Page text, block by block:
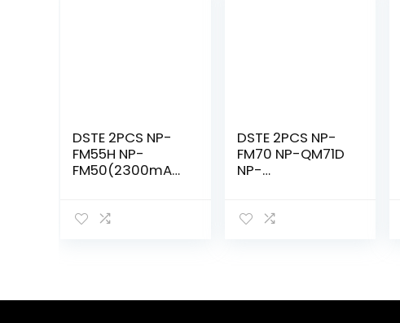
DSTE 2PCS NP-
FM55H NP-
FM50(2300mAh/
Compatible für
QM51,CCD-
DSTE 2PCS NP-
FM70 NP-QM71D
NP-
Ladegerät
TRV150,CCD-